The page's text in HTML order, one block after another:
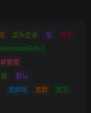
龙头企业 龙
齐全
管理
鼓
默认
黑群晖 黑群
黑羊